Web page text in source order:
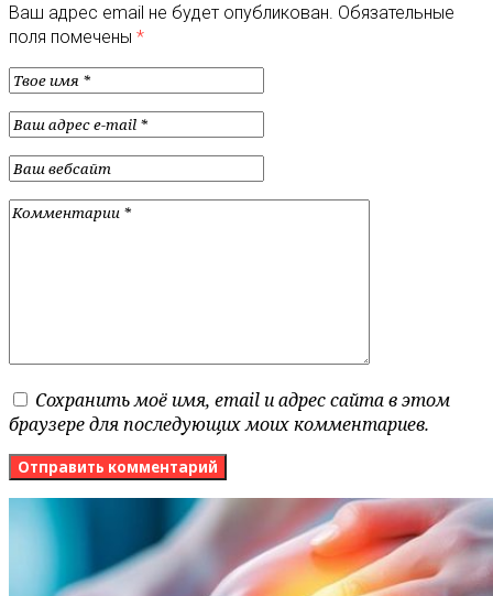
Ваш адрес email не будет опубликован. Обязательные
поля помечены *
Сохранить моё имя, email и адрес сайта в этом
браузере для последующих моих комментариев.